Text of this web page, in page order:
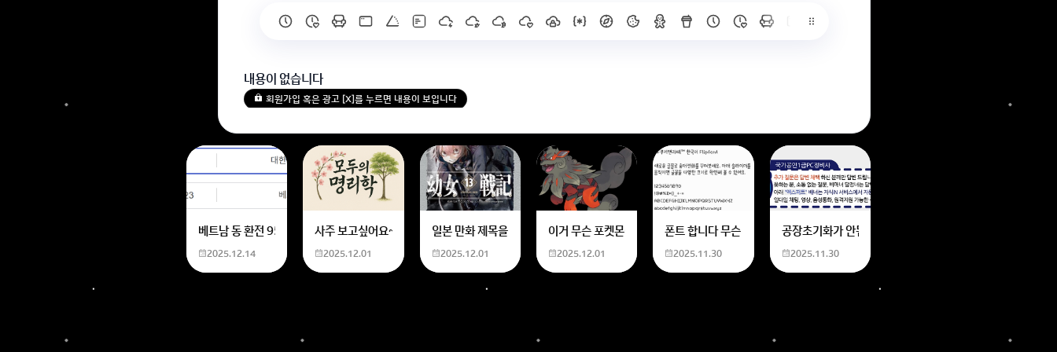
내용이 없습니다
회원가입 혹은 광고 [X]를 누르면 내용이 보입니다
베트남 동 환전 950,000원동 한화 계산할때0하나 빼고 나누기 2하면 되는거 아닌가요??제가 알고 있는거랑
2025.12.14
사주 보고싶어요~ 사주 보고 싶은데 어디서 봐야할 지모르겠어요여자 양력 2007 04 06
2025.12.01
일본 만화 제목을 찾습니다 - 비행 마법 저격 여자 기억하기로는 위의 내용에 있는 일본 만화 제목을 찾습니다. 만화의 내용은
2025.12.01
이거 무슨 포켓몬이에요? 신기하네요
2025.12.01
폰트 합니다 무슨 폰트인지 알려주세요
2025.11.30
공장초기화가 안됩니다 제가 볼륨 아래버튼이랑 전원버튼
2025.11.30